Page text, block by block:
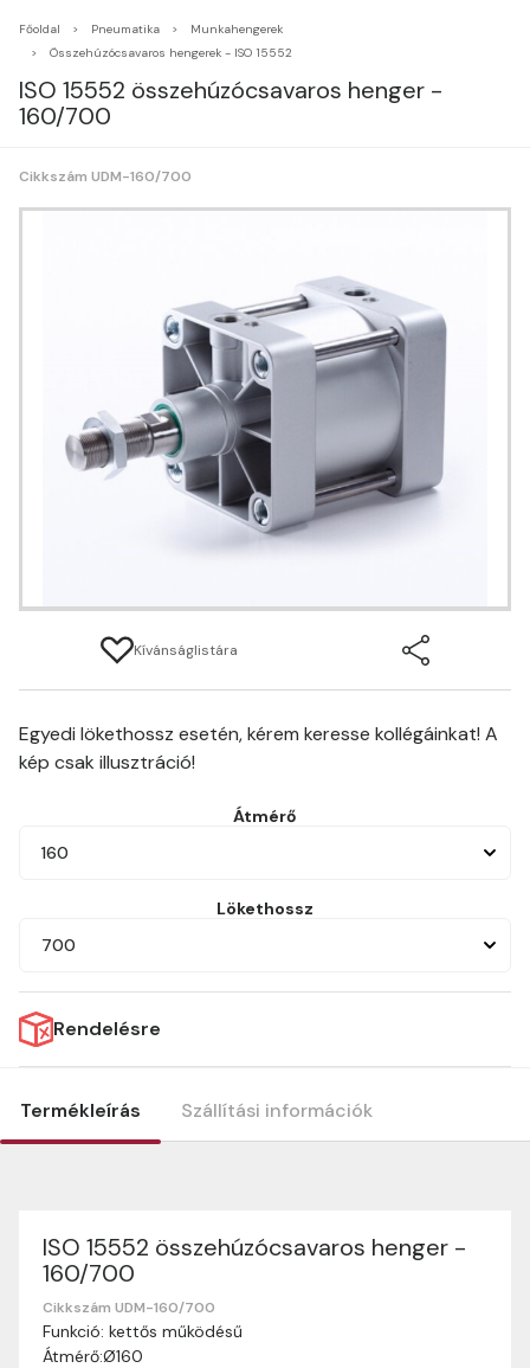
Főoldal Pneumatika
Munkahengerek
Összehúzócsavaros hengerek - ISO 15552
ISO 15552 összehúzócsavaros henger -
160/700
Cikkszám UDM-160/700
Kívánságlistára
Egyedi lökethossz esetén, kérem keresse kollégáinkat! A
kép csak illusztráció!
Átmérő
160
Lökethossz
700
Rendelésre
Termékleírás Szállítási információk
ISO 15552 összehúzócsavaros henger -
160/700
Cikkszám UDM-160/700
Funkció: kettős működésű
Átmérő:Ø160
Szállítási információk
Nagyon köszönjük, hogy webshopunkat választottátok
vásárlásaitokhoz. Az alábbiakban megtaláljátok szállítási
információinkat, hogy a vásárlásotok gördülékenyen és
zökkenőmentesen történhessen.